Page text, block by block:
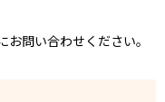
問い合わせください。